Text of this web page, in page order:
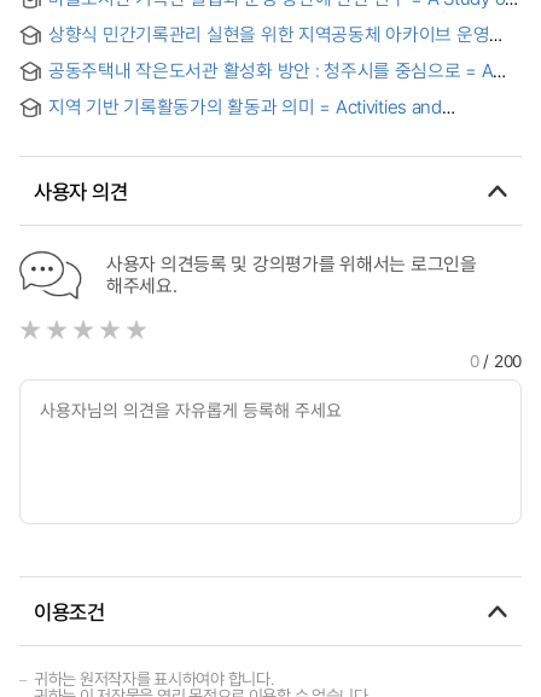
Library·Archives
상향식 민간기록관리 실현을 위한 지역공동체 아카이브 운영
Community Archive Operation Model for Bottom-Up
Private Record Management - Focusing on Small Libraries
at Changwon City -
공동주택내 작은도서관 활성화 방안 : 청주시를 중심으로 = A
apartment complexes
지역 기반 기록활동가의 활동과 의미 = Activities and
사용자 의견
사용자 의견등록 및 강의평가를 위해서는 로그인을
해주세요.
0/ 200
이용조건
귀하는 원저작자를 표시하여야 합니다.